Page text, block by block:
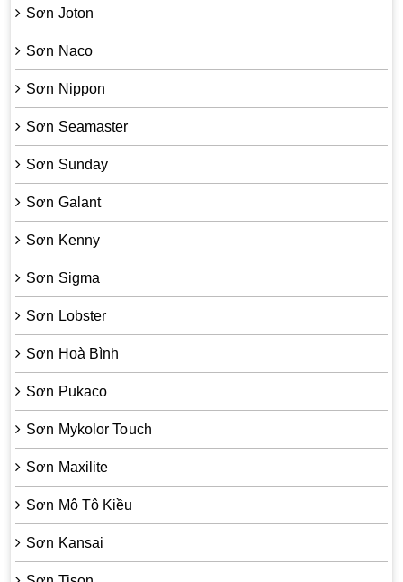
Sơn Joton
Sơn Naco
Sơn Nippon
Sơn Seamaster
Sơn Sunday
Sơn Galant
Sơn Kenny
Sơn Sigma
Sơn Lobster
Sơn Hoà Bình
Sơn Pukaco
Sơn Mykolor Touch
Sơn Maxilite
Sơn Mô Tô Kiều
Sơn Kansai